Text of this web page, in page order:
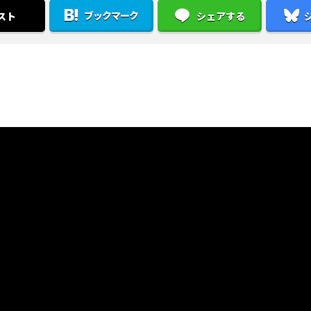
ト ブックマーク シェアする